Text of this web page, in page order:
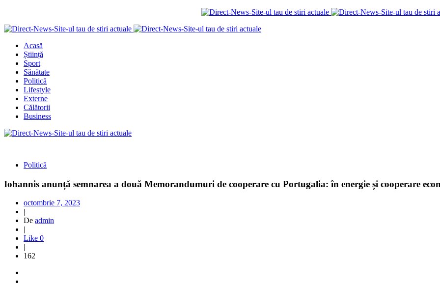
Acasă
Știință
Sport
Sănătate
Politică
Lifestyle
Externe
Călătorii
Business
Politică
Iohannis anunță semnarea a două Memorandumuri de cooperare cu Portugalia: în energie și cooperare
octombrie 7, 2023
|
De admin
|
Like 0
|
162